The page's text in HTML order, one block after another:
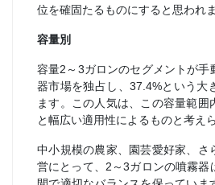
位を確固たるものにすると思われま
容量別
容量2～3ガロンのセグメントが手
器市場を独占し、37.4%という大
ます。この人気は、この容量範囲
と幅広い適用性によるものと考え
中小規模の農家、園芸愛好家、さ
営にとって、2～3ガロンの噴霧器